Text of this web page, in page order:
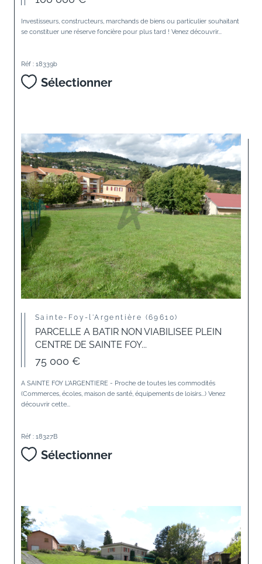
Investisseurs, constructeurs, marchands de biens ou particulier souhaitant
se constituer une réserve foncière pour plus tard ! Venez découvrir...
Réf : 18339b
Sélectionner
Sainte-Foy-l'Argentière (69610)
PARCELLE A BATIR NON VIABILISEE PLEIN
CENTRE DE SAINTE FOY...
75 000 €
A SAINTE FOY L'ARGENTIERE - Proche de toutes les commodités
(Commerces, écoles, maison de santé, équipements de loisirs...) Venez
découvrir cette...
Réf : 18327B
Sélectionner